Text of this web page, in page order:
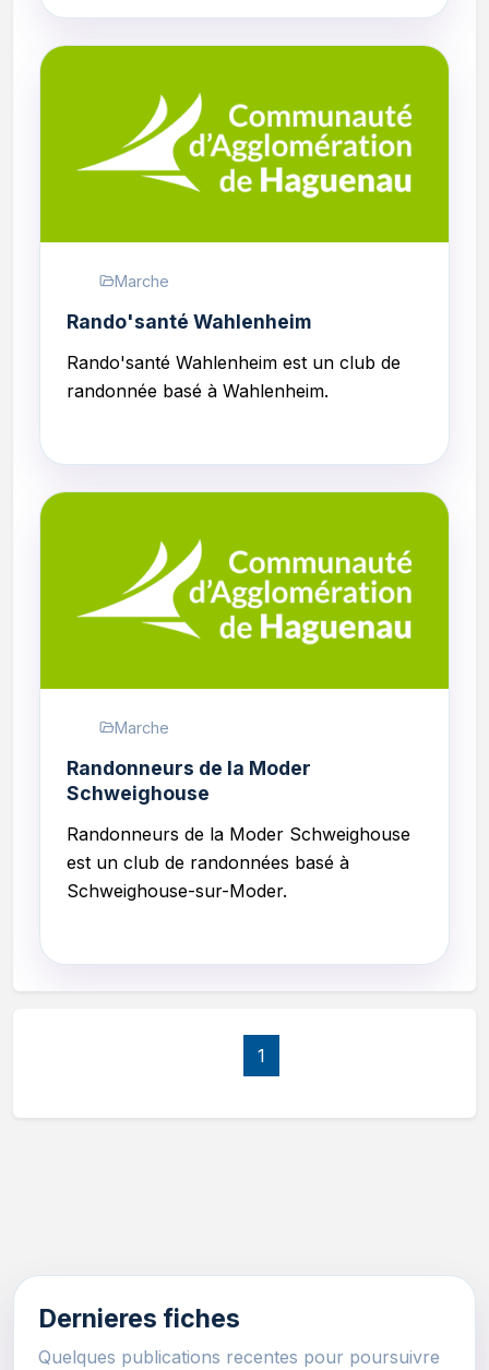
Marche
Rando'santé Wahlenheim
Rando'santé Wahlenheim est un club de
randonnée basé à Wahlenheim.
Marche
Randonneurs de la Moder
Schweighouse
Randonneurs de la Moder Schweighouse
est un club de randonnées basé à
Schweighouse-sur-Moder.
1
Dernieres fiches
Quelques publications recentes pour poursuivre